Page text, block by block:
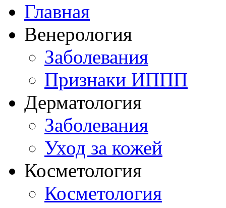
Главная
Венерология
Заболевания
Признаки ИППП
Дерматология
Заболевания
Уход за кожей
Косметология
Косметология